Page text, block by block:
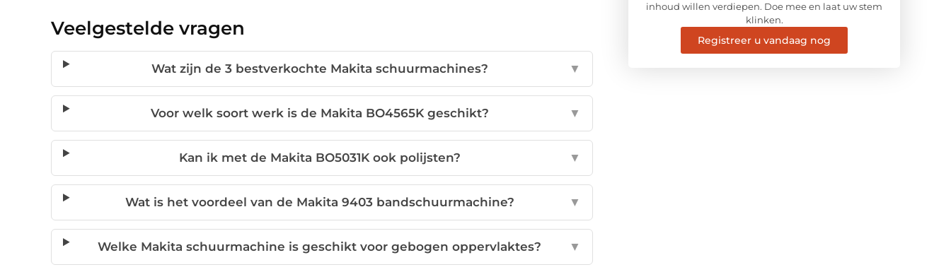
Veelgestelde vragen
Wat zijn de 3 bestverkochte Makita schuurmachines? ▼
Voor welk soort werk is de Makita BO4565K geschikt? ▼
Kan ik met de Makita BO5031K ook polijsten? ▼
Wat is het voordeel van de Makita 9403 bandschuurmachine? ▼
Welke Makita schuurmachine is geschikt voor gebogen oppervlaktes? ▼
inhoud willen verdiepen. Doe mee en laat uw stem
klinken.
Registreer u vandaag nog